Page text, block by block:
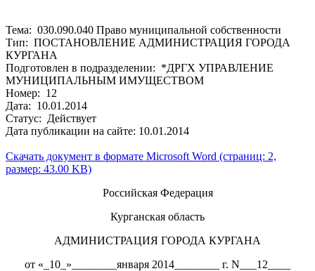
Тема: 030.090.040 Право муниципальной собственности
Тип: ПОСТАНОВЛЕНИЕ АДМИНИСТРАЦИЯ ГОРОДА
КУРГАНА
Подготовлен в подразделении: *ДРГХ УПРАВЛЕНИЕ
МУНИЦИПАЛЬНЫМ ИМУЩЕСТВОМ
Номер: 12
Дата: 10.01.2014
Статус: Действует
Дата публикации на сайте: 10.01.2014
Скачать документ в формате Microsoft Word (страниц: 2,
размер: 43.00 KB)
Российская Федерация
Курганская область
АДМИНИСТРАЦИЯ ГОРОДА КУРГАНА
от «_10_»________января 2014________ г. N___12____